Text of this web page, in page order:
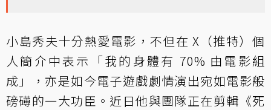
小島秀夫十分熱愛電影，不但在 X（推特）個
人簡介中表示「我的身體有 70% 由電影組
成」，亦是如今電子遊戲劇情演出宛如電影般
磅礡的一大功臣。近日他與團隊正在剪輯《死